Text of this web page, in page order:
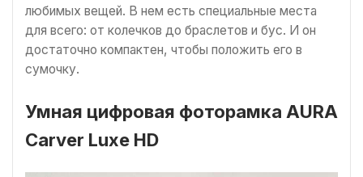
любимых вещей. В нем есть специальные места
для всего: от колечков до браслетов и бус. И он
достаточно компактен, чтобы положить его в
сумочку.
Умная цифровая фоторамка AURA
Carver Luxe HD